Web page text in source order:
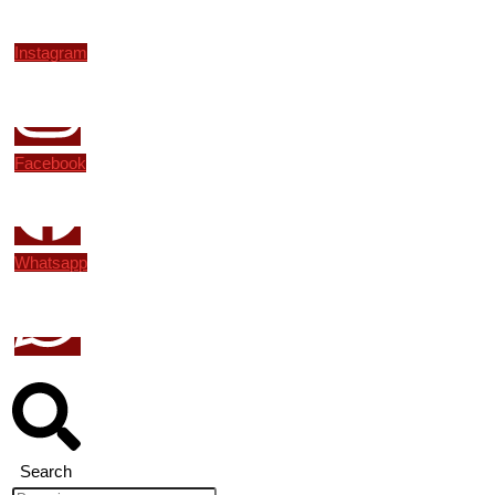
Instagram
Facebook
Whatsapp
Search